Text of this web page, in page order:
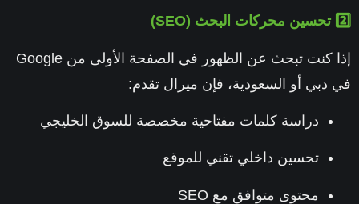
إذا كنت تبحث عن الظهور في الصفحة الأولى من Google
دبي أو السعودية، فإن ميرال تقدم:
دراسة كلمات مفتاحية مخصصة للسوق الخليجي
تحسين داخلي تقني للموقع
محتوى متوافق مع SEO